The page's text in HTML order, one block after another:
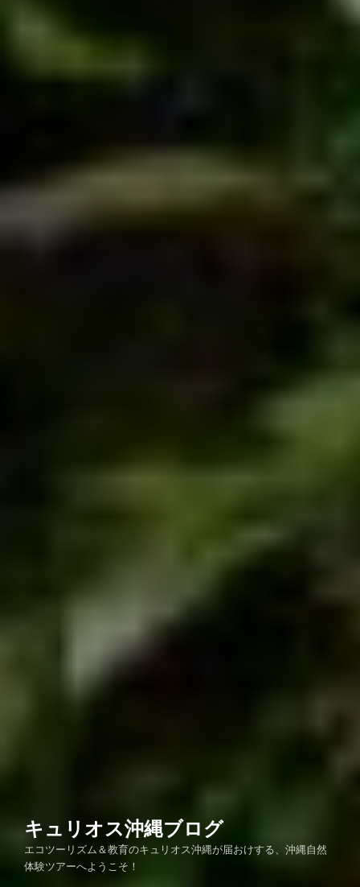
キュリオス沖縄ブログ
エコツーリズム＆教育のキュリオス沖縄が届おけする、沖縄自然
体験ツアーへようこそ！